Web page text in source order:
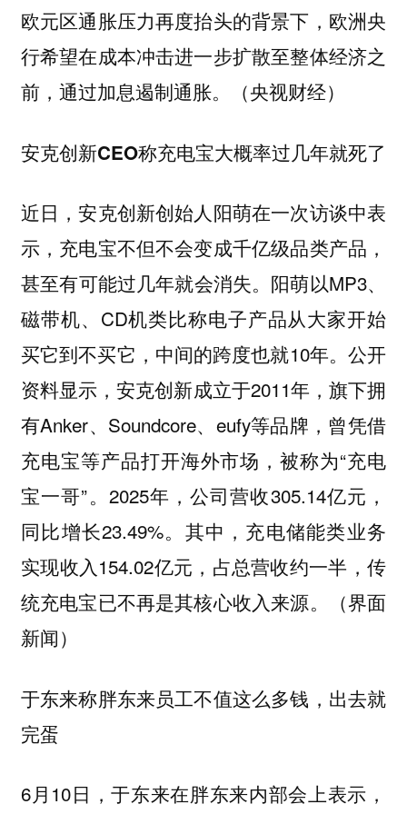
欧元区通胀压力再度抬头的背景下，欧洲央
行希望在成本冲击进一步扩散至整体经济之
前，通过加息遏制通胀。（央视财经）
安克创新CEO称充电宝大概率过几年就死了
近日，安克创新创始人阳萌在一次访谈中表
示，充电宝不但不会变成千亿级品类产品，
甚至有可能过几年就会消失。阳萌以MP3、
磁带机、CD机类比称电子产品从大家开始
买它到不买它，中间的跨度也就10年。公开
资料显示，安克创新成立于2011年，旗下拥
有Anker、Soundcore、eufy等品牌，曾凭借
充电宝等产品打开海外市场，被称为“充电
宝一哥”。2025年，公司营收305.14亿元，
同比增长23.49%。其中，充电储能类业务
实现收入154.02亿元，占总营收约一半，传
统充电宝已不再是其核心收入来源。（界面
新闻）
于东来称胖东来员工不值这么多钱，出去就
完蛋
6月10日，于东来在胖东来内部会上表示，